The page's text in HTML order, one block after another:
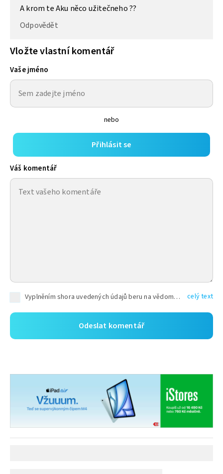
A krom te Aku něco užitečneho ??
Odpovědět
Vložte vlastní komentář
Vaše jméno
nebo
Přihlásit se
Váš komentář
Vyplněním shora uvedených údajů beru na vědomí, že společnost TEXT FACTORY s.r.o., sídlem Brno, Durďákova 336/29, Černá Pole, PSČ: 613 00, IČ: 06157831, zapsané u Krajského soudu v Brně, oddíl C, vložka 100399, bude zpracovávat mé osobní údaje uvedené v rámci mnou vyplněného registračního formuláře na základě oprávněných zájmů TEXT FACTORY s.r.o. dle čl. 6 odst. 1 písm. f) GDPR a pro splnění právních povinností (čl. 6 odst. 1 písm. c) GDPR), a to pro tyto účely: nezbytnost zajistit oprávnění návštěvníka webových stránek provozovaných společností TEXT FACTORY s.r.o. přispívat aktivně ke zveřejněným článkům nebo v rámci diskusních fór a výkon práv TEXT FACTORY s.r.o. jako administrátora těchto diskusních fór. Více informací o zpracování osobních údajů a právech lze nalézt v celý text